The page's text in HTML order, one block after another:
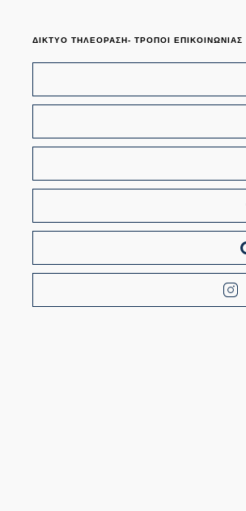
ΔΙΚΤΥΟ ΤΗΛΕΟΡΑΣΗ- ΤΡΟΠΟΙ ΕΠΙΚΟΙΝΩΝΙΑΣ